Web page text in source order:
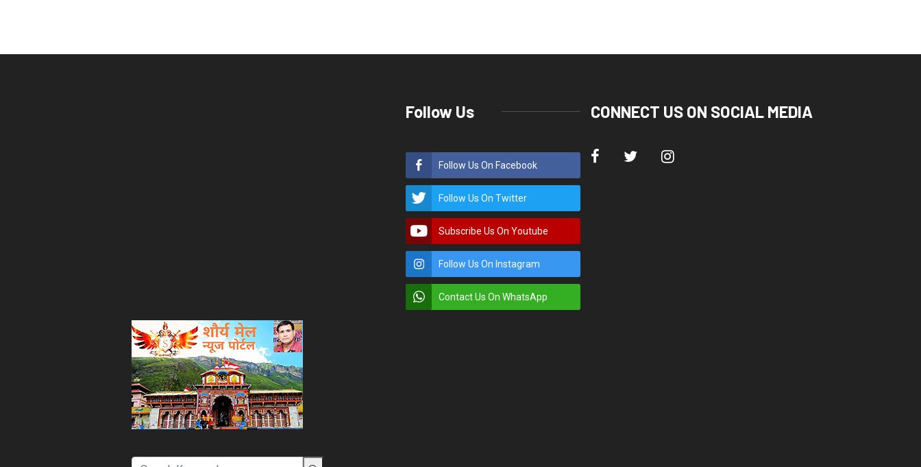
Follow Us
Follow Us On Facebook
Follow Us On Twitter
Subscribe Us On Youtube
Follow Us On Instagram
Contact Us On WhatsApp
CONNECT US ON SOCIAL MEDIA